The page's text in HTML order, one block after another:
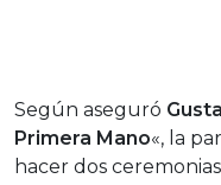
Según aseguró
Primera Mano«, la
hacer dos